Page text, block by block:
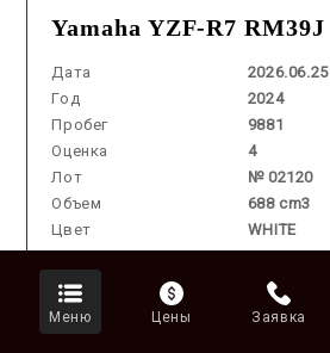
Yamaha YZF-R7 RM39J
Дата
2026.06.25
Год
2024
Пробег
9881
Оценка
4
Лот
№ 02120
Объем
688 cm3
Цвет
WHITE
аукцион
Меню Цены Заявка